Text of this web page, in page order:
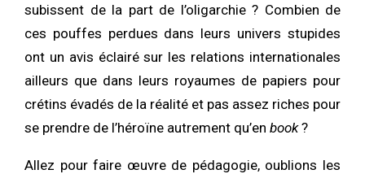
subissent de la part de l’oligarchie ? Combien de
ces pouffes perdues dans leurs univers stupides
ont un avis éclairé sur les relations internationales
ailleurs que dans leurs royaumes de papiers pour
crétins évadés de la réalité et pas assez riches pour
se prendre de l’héroïne autrement qu’en book?
Allez pour faire œuvre de pédagogie, oublions les